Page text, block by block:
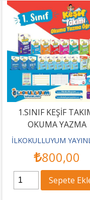
1.SINIF KEŞİF
OKUMA YAZMA
ÖĞRENİYOR EĞİTİM
İLKOKULLUYUM
800,00
Sepete